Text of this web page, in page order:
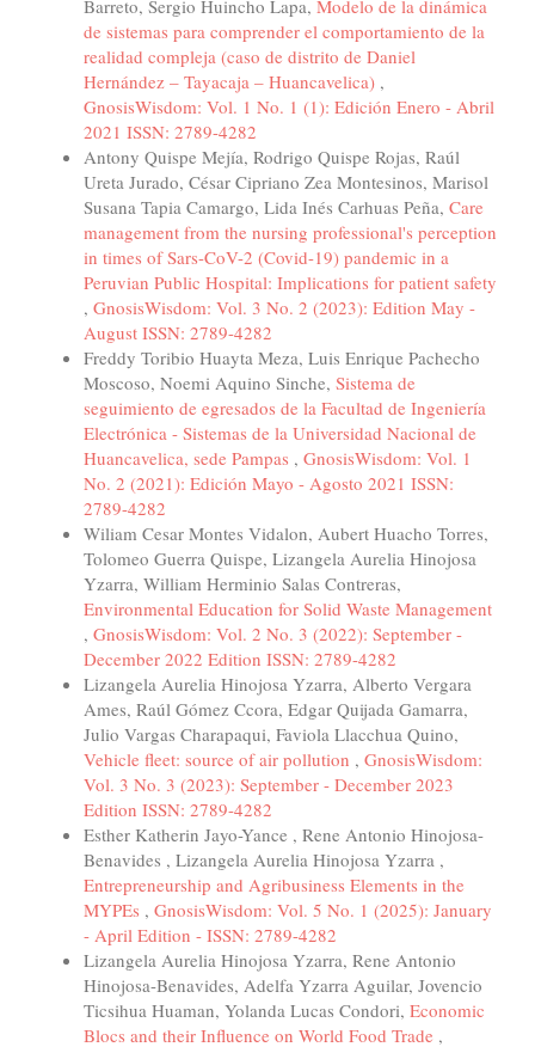
Barreto, Sergio Huincho Lapa, Modelo de la dinámica
de sistemas para comprender el comportamiento de la
realidad compleja (caso de distrito de Daniel
Hernández – Tayacaja – Huancavelica) ,
GnosisWisdom: Vol. 1 No. 1 (1): Edición Enero - Abril
2021 ISSN: 2789-4282
Antony Quispe Mejía, Rodrigo Quispe Rojas, Raúl
Ureta Jurado, César Cipriano Zea Montesinos, Marisol
Susana Tapia Camargo, Lida Inés Carhuas Peña, Care
management from the nursing professional's perception
in times of Sars-CoV-2 (Covid-19) pandemic in a
Peruvian Public Hospital: Implications for patient safety
, GnosisWisdom: Vol. 3 No. 2 (2023): Edition May -
August ISSN: 2789-4282
Freddy Toribio Huayta Meza, Luis Enrique Pachecho
Moscoso, Noemi Aquino Sinche, Sistema de
seguimiento de egresados de la Facultad de Ingeniería
Electrónica - Sistemas de la Universidad Nacional de
Huancavelica, sede Pampas , GnosisWisdom: Vol. 1
No. 2 (2021): Edición Mayo - Agosto 2021 ISSN:
2789-4282
Wiliam Cesar Montes Vidalon, Aubert Huacho Torres,
Tolomeo Guerra Quispe, Lizangela Aurelia Hinojosa
Yzarra, William Herminio Salas Contreras,
Environmental Education for Solid Waste Management
, GnosisWisdom: Vol. 2 No. 3 (2022): September -
December 2022 Edition ISSN: 2789-4282
Lizangela Aurelia Hinojosa Yzarra, Alberto Vergara
Ames, Raúl Gómez Ccora, Edgar Quijada Gamarra,
Julio Vargas Charapaqui, Faviola Llacchua Quino,
Vehicle fleet: source of air pollution , GnosisWisdom:
Vol. 3 No. 3 (2023): September - December 2023
Edition ISSN: 2789-4282
Esther Katherin Jayo-Yance , Rene Antonio Hinojosa-
Benavides , Lizangela Aurelia Hinojosa Yzarra ,
Entrepreneurship and Agribusiness Elements in the
MYPEs , GnosisWisdom: Vol. 5 No. 1 (2025): January
- April Edition - ISSN: 2789-4282
Lizangela Aurelia Hinojosa Yzarra, Rene Antonio
Hinojosa-Benavides, Adelfa Yzarra Aguilar, Jovencio
Ticsihua Huaman, Yolanda Lucas Condori, Economic
Blocs and their Influence on World Food Trade ,